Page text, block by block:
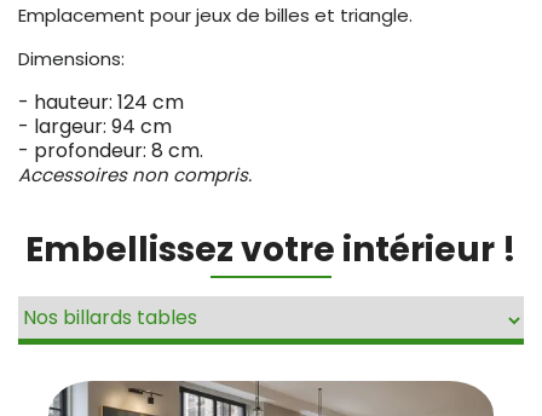
Emplacement pour jeux de billes et triangle.
Dimensions:
- hauteur: 124 cm
- largeur: 94 cm
- profondeur: 8 cm.
Accessoires non compris.
Embellissez votre intérieur !